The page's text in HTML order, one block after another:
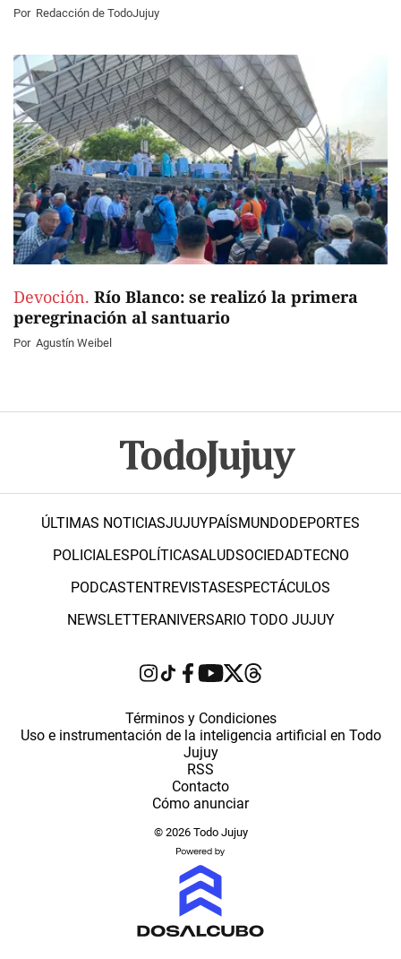
Por Redacción de TodoJujuy
Devoción. Río Blanco: se realizó la primera
peregrinación al santuario
Por Agustín Weibel
ÚLTIMAS NOTICIASJUJUYPAÍSMUNDODEPORTES
POLICIALESPOLÍTICASALUDSOCIEDADTECNO
PODCASTENTREVISTASESPECTÁCULOS
NEWSLETTERANIVERSARIO TODO JUJUY
Términos y Condiciones
Uso e instrumentación de la inteligencia artificial en Todo
Jujuy
RSS
Contacto
Cómo anunciar
© 2026 Todo Jujuy